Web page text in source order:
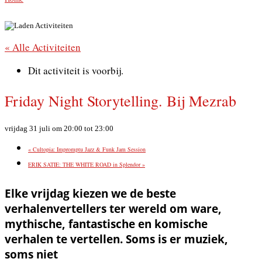
« Alle Activiteiten
Dit activiteit is voorbij.
Friday Night Storytelling. Bij Mezrab
vrijdag 31 juli om 20:00 tot 23:00
« Cultopia: Impromptu Jazz & Funk Jam Session
ERIK SATIE: THE WHITE ROAD in Splendor»
Elke vrijdag kiezen we de beste
verhalenvertellers ter wereld om ware,
mythische, fantastische en komische
verhalen te vertellen. Soms is er muziek,
soms niet